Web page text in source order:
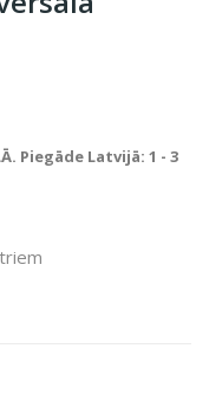
Piegāde Latvijā: 1 - 3